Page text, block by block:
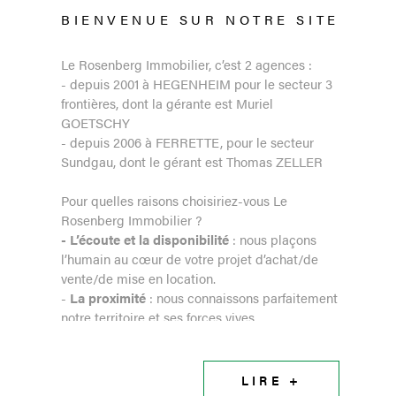
BIENVENUE SUR NOTRE SITE
Le Rosenberg Immobilier, c’est 2 agences :
- depuis 2001 à HEGENHEIM pour le secteur 3
frontières, dont la gérante est Muriel
GOETSCHY
- depuis 2006 à FERRETTE, pour le secteur
Sundgau, dont le gérant est Thomas ZELLER
Pour quelles raisons choisiriez-vous Le
Rosenberg Immobilier ?
- L’écouteet la disponibilité : nous plaçons
l’humain au cœur de votre projet d’achat/de
vente/de mise en location.
- La proximité : nous connaissons parfaitement
notre territoire et ses forces vives.
matière juridique, administrative et fiscale.
LIRE +